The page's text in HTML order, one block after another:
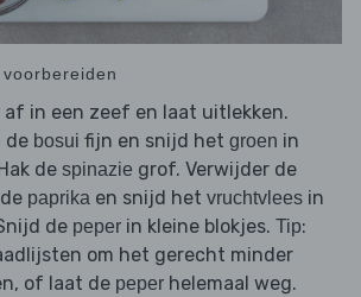
af in een zeef en laat uitlekken.
de bosui fijn en snijd het groen in
de spinazie grof. Verwijder de
paprika en snijd het vruchtvlees in
de peper in kleine blokjes. Tip:
om het gerecht minder
of laat de peper helemaal weg.